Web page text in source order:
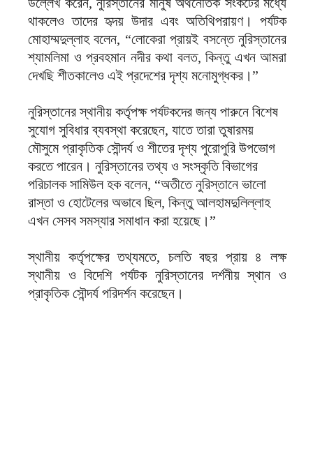
থাকলেও তাদের হৃদয় উদার এবং অতিথিপরায়ণ। পর্যটক
মোহাম্মদুল্লাহ বলেন, “লোকেরা প্রায়ই বসন্তে নুরিস্তানের
শ্যামলিমা ও প্রবহমান নদীর কথা বলত, কিন্তু এখন আমরা
দেখছি শীতকালেও এই প্রদেশের দৃশ্য মনোমুগ্ধকর।”
নুরিস্তানের স্থানীয় কর্তৃপক্ষ পর্যটকদের জন্য পারুনে বিশেষ
সুযোগ সুবিধার ব্যবস্থা করেছেন, যাতে তারা তুষারময়
মৌসুমে প্রাকৃতিক সৌন্দর্য ও শীতের দৃশ্য পুরোপুরি উপভোগ
করতে পারেন। নুরিস্তানের তথ্য ও সংস্কৃতি বিভাগের
পরিচালক সামিউল হক বলেন, “অতীতে নুরিস্তানে ভালো
রাস্তা ও হোটেলের অভাবে ছিল, কিন্তু আলহামদুলিল্লাহ
এখন সেসব সমস্যার সমাধান করা হয়েছে।”
স্থানীয় কর্তৃপক্ষের তথ্যমতে, চলতি বছর প্রায় ৪ লক্ষ
স্থানীয় ও বিদেশি পর্যটক নুরিস্তানের দর্শনীয় স্থান ও
প্রাকৃতিক সৌন্দর্য পরিদর্শন করেছেন।